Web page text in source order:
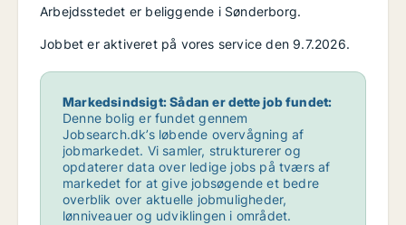
Arbejdsstedet er beliggende i Sønderborg.
Jobbet er aktiveret på vores service den 9.7.2026.
Markedsindsigt: Sådan er dette job fundet:
Denne bolig er fundet gennem
Jobsearch.dk’s løbende overvågning af
jobmarkedet. Vi samler, strukturerer og
opdaterer data over ledige jobs på tværs af
markedet for at give jobsøgende et bedre
overblik over aktuelle jobmuligheder,
lønniveauer og udviklingen i området.